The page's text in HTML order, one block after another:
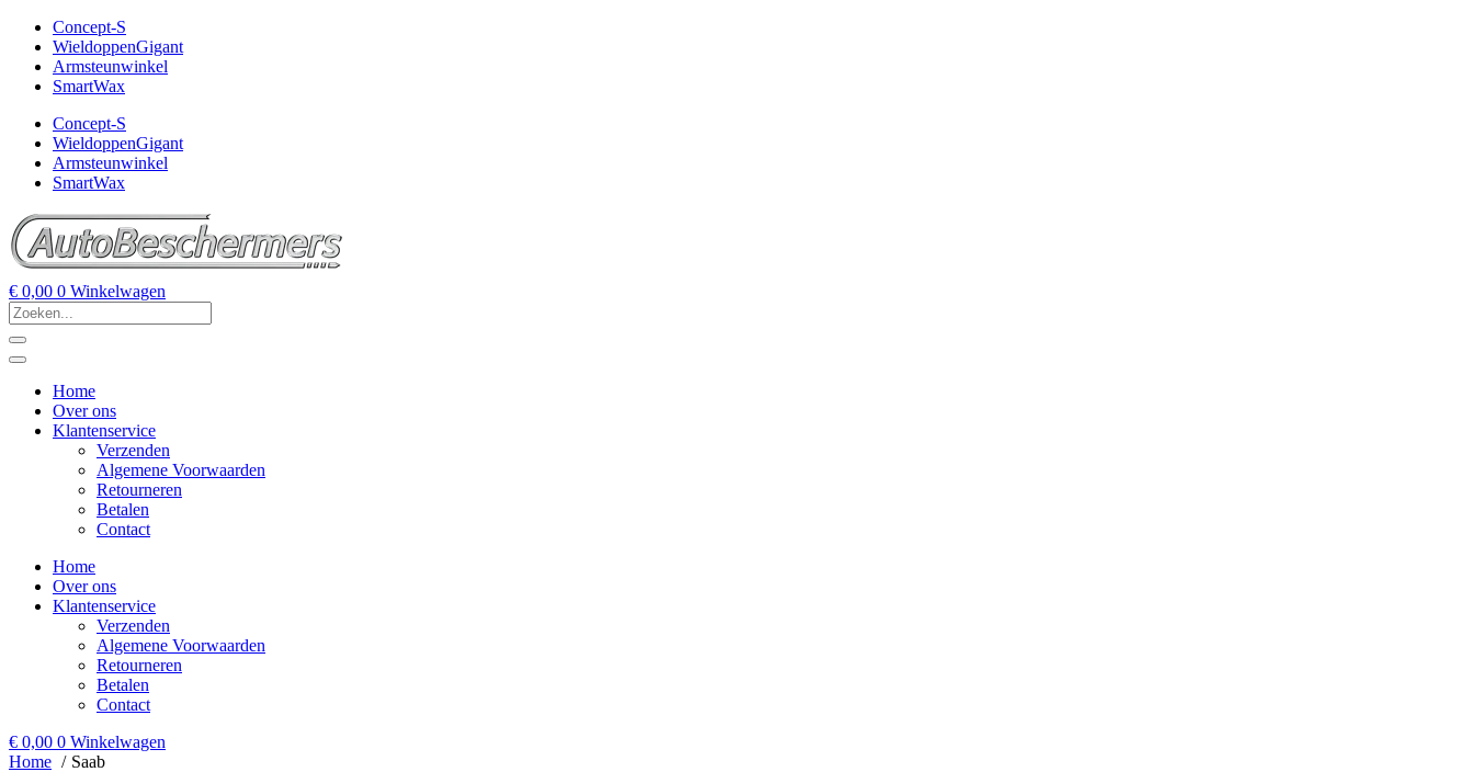
Concept-S
WieldoppenGigant
Armsteunwinkel
SmartWax
Concept-S
WieldoppenGigant
Armsteunwinkel
SmartWax
€ 0,00 0 Winkelwagen
Home
Over ons
Klantenservice
Verzenden
Algemene Voorwaarden
Retourneren
Betalen
Contact
Home
Over ons
Klantenservice
Verzenden
Algemene Voorwaarden
Retourneren
Betalen
Contact
€ 0,00 0 Winkelwagen
Home
Saab